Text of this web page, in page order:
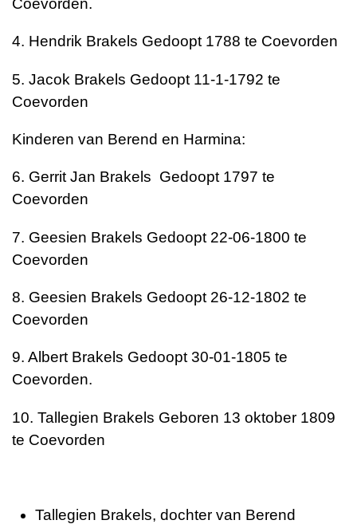
Coevorden.
4. Hendrik Brakels Gedoopt 1788 te Coevorden
5. Jacok Brakels Gedoopt 11-1-1792 te
Coevorden
Kinderen van Berend en Harmina:
6. Gerrit Jan Brakels Gedoopt 1797 te
Coevorden
7. Geesien Brakels Gedoopt 22-06-1800 te
Coevorden
8. Geesien Brakels Gedoopt 26-12-1802 te
Coevorden
9. Albert Brakels Gedoopt 30-01-1805 te
Coevorden.
10. Tallegien Brakels Geboren 13 oktober 1809
te Coevorden
Tallegien Brakels, dochter van Berend